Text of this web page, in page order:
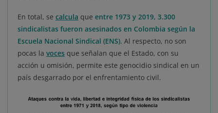
En total, se calcula que entre 1973 y 2019, 3.300
sindicalistas fueron asesinados en Colombia según la
Escuela Nacional Sindical (ENS). Al respecto, no son
pocas la voces que señalan que el Estado, con su
acción u omisión, permite este genocidio sindical en un
país desgarrado por el enfrentamiento civil.